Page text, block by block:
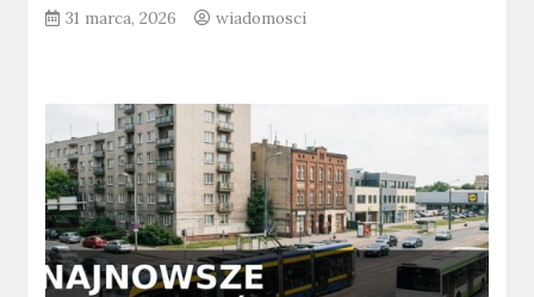
31 marca, 2026 wiadomosci